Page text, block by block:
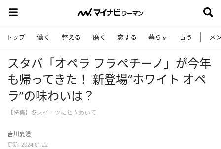
トップ 働く 整える 磨く 恋する 暮らす 占う メ
スタバ「オペラ フラペチーノ」が今年
も帰ってきた！ 新登場“ホワイト オペ
ラ”の味わいは？
【特集】冬スイーツにときめいて
吉川夏澄
更新: 2024.01.22